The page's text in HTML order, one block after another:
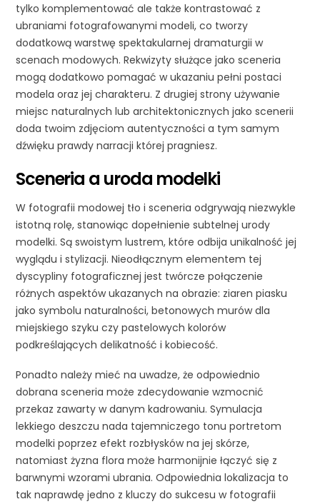
tylko komplementować ale także kontrastować z
ubraniami fotografowanymi modeli, co tworzy
dodatkową warstwę spektakularnej dramaturgii w
scenach modowych. Rekwizyty służące jako sceneria
mogą dodatkowo pomagać w ukazaniu pełni postaci
modela oraz jej charakteru. Z drugiej strony używanie
miejsc naturalnych lub architektonicznych jako scenerii
doda twoim zdjęciom autentyczności a tym samym
dźwięku prawdy narracji której pragniesz.
Sceneria a uroda modelki
W fotografii modowej tło i sceneria odgrywają niezwykle
istotną rolę, stanowiąc dopełnienie subtelnej urody
modelki. Są swoistym lustrem, które odbija unikalność jej
wyglądu i stylizacji. Nieodłącznym elementem tej
dyscypliny fotograficznej jest twórcze połączenie
różnych aspektów ukazanych na obrazie: ziaren piasku
jako symbolu naturalności, betonowych murów dla
miejskiego szyku czy pastelowych kolorów
podkreślających delikatność i kobiecość.
Ponadto należy mieć na uwadze, że odpowiednio
dobrana sceneria może zdecydowanie wzmocnić
przekaz zawarty w danym kadrowaniu. Symulacja
lekkiego deszczu nada tajemniczego tonu portretom
modelki poprzez efekt rozbłysków na jej skórze,
natomiast żyzna flora może harmonijnie łączyć się z
barwnymi wzorami ubrania. Odpowiednia lokalizacja to
tak naprawdę jedno z kluczy do sukcesu w fotografii